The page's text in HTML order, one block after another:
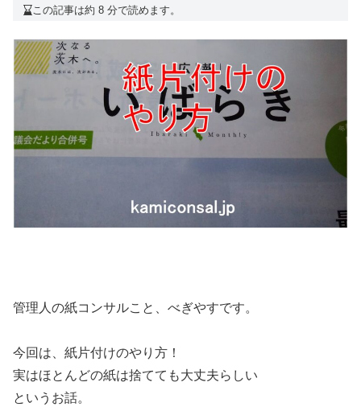
この記事は約 8 分で読めます。
管理人の紙コンサルこと、べぎやすです。
今回は、紙片付けのやり方！
実はほとんどの紙は捨てても大丈夫らしい
というお話。